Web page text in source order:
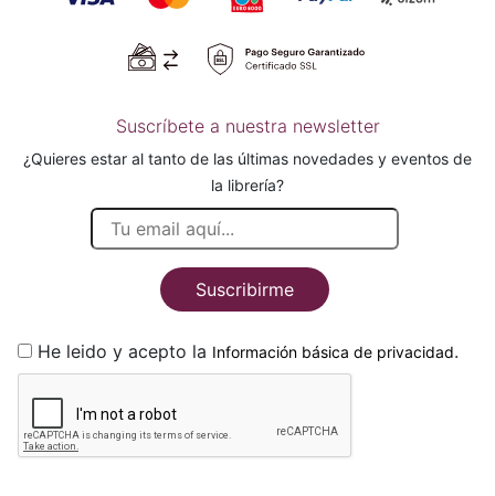
Suscríbete a nuestra newsletter
¿Quieres estar al tanto de las últimas novedades y eventos de
la librería?
Suscribirme
He leido y acepto la Información básica de privacidad.